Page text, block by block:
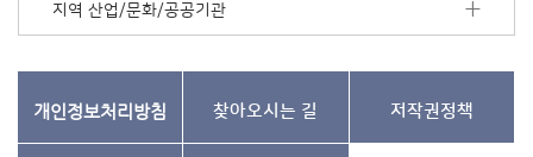
지역 산업/문화/공공기관
개인정보처리방침 찾아오시는 길 저작권정책